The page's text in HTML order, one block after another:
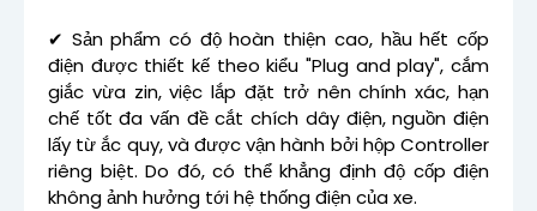
✔ Sản phẩm có độ hoàn thiện cao, hầu hết cốp
điện được thiết kế theo kiểu "Plug and play", cắm
giắc vừa zin, việc lắp đặt trở nên chính xác, hạn
chế tốt đa vấn đề cắt chích dây điện, nguồn điện
lấy từ ắc quy, và được vận hành bởi hộp Controller
riêng biệt. Do đó, có thể khẳng định độ cốp điện
không ảnh hưởng tới hệ thống điện của xe.